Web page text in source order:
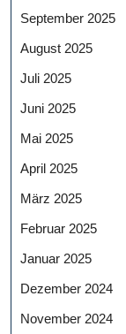
September 2025
August 2025
Juli 2025
Juni 2025
Mai 2025
April 2025
März 2025
Februar 2025
Januar 2025
Dezember 2024
November 2024